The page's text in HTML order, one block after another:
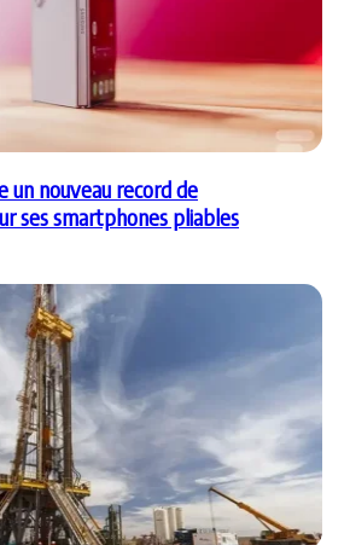
un nouveau record de
ses smartphones pliables